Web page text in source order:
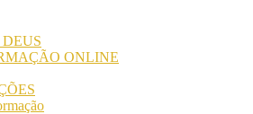
ONLINE